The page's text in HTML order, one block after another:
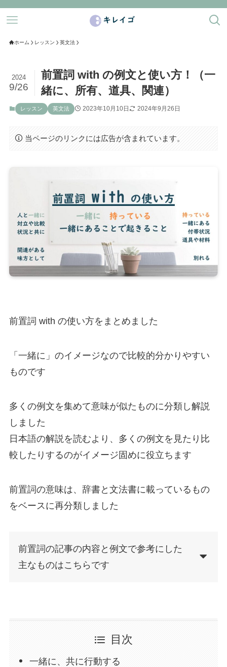
ホーム レッスン 英文法
前置詞 with の例文と使い方！（一
緒に、所有、道具、関連）
2024
9/26
レッスン 英文法 2023年10月10日 2024年9月26日
当ページのリンクには広告が含まれています。
前置詞 with の使い方をまとめました
「一緒に」のイメージなので比較的分かりやすい
ものです
多くの例文を集めて意味が似たものに分類し解説
しました
日本語の解説を読むより、多くの例文を見たり比
較したりするのがイメージ固めに役立ちます
前置詞の意味は、辞書と文法書に載っているもの
をベースに再分類しました
前置詞の記事の内容と例文で参考にした
主なものはこちらです
目次
一緒に、共に行動する